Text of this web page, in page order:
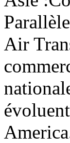
Air